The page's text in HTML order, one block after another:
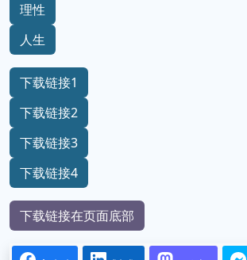
理性
人生
下载链接1
下载链接2
下载链接3
下载链接4
下载链接在页面底部